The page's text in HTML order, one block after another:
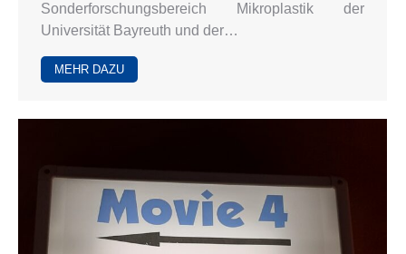
Sonderforschungsbereich Mikroplastik der
Universität Bayreuth und der…
MEHR DAZU